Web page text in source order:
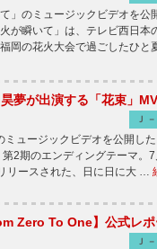
」のミュージックビデオを
が瞬いて」は、テレビ西日本
岡の花火大会で過ごしたひ
夢が出演する「花束」
Ｊ
ュージックビデオを公開し
2期のエンディングテーマ。
リースされた、日に日に大 …
Zero To One】公式レ
Ｊ